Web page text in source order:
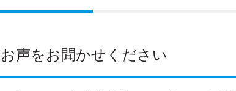
声をお聞かせください